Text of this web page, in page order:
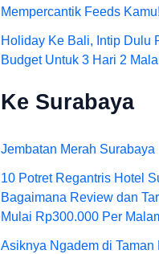
Mempercantik Feeds Kamu!
Holiday Ke Bali, Intip Dulu
Budget Untuk 3 Hari 2
Ke Surabaya
Jembatan Merah Surabaya
10 Potret Regantris Hotel
Bagaimana Review dan
Mulai Rp300.000 Per
Asiknya Ngadem di Taman